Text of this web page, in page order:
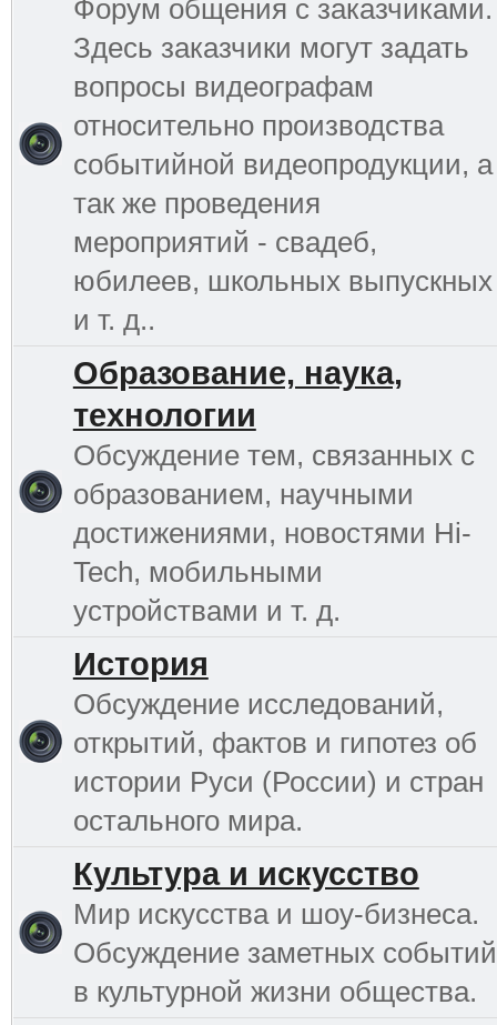
Форум общения с заказчиками.
Здесь заказчики могут задать
вопросы видеографам
относительно производства
событийной видеопродукции, а
так же проведения
мероприятий - свадеб,
юбилеев, школьных выпускных
и т. д..
Образование, наука,
технологии
Обсуждение тем, связанных с
образованием, научными
достижениями, новостями Hi-
Tech, мобильными
устройствами и т. д.
История
Обсуждение исследований,
открытий, фактов и гипотез об
истории Руси (России) и стран
остального мира.
Культура и искусство
Мир искусства и шоу-бизнеса.
Обсуждение заметных событий
в культурной жизни общества.